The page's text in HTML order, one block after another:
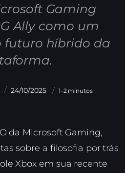
Gaming
Ally como um
futuro híbrido da
24/10/2025 1–2 minutos
da Microsoft Gaming,
sobre a filosofia por trás
Xbox em sua recente